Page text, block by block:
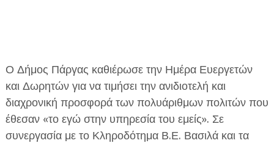
ΠΛΗΡΟΦΟΡΙΕΣ
Ο Δήμος Πάργας καθιέρωσε την Ημέρα Ευεργετών
και Δωρητών για να τιμήσει την ανιδιοτελή και
διαχρονική προσφορά των πολυάριθμων πολιτών που
έθεσαν «το εγώ στην υπηρεσία του εμείς». Σε
συνεργασία με το Κληροδότημα Β.Ε. Βασιλά και τα